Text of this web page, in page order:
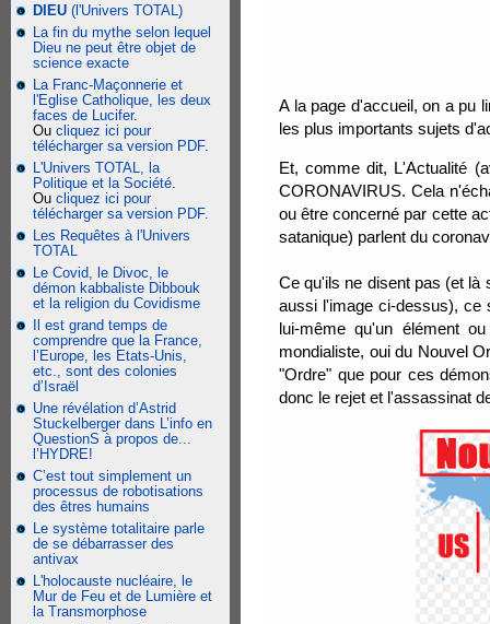
DIEU (l'Univers TOTAL)
La fin du mythe selon lequel
Dieu ne peut être objet de
science exacte
La Franc-Maçonnerie et
l'Eglise Catholique, les deux
faces de Lucifer.
Ou cliquez ici pour
télécharger sa version PDF.
L'Univers TOTAL, la
Politique et la Société.
Ou cliquez ici pour
télécharger sa version PDF.
Les Requêtes à l'Univers
TOTAL
Le Covid, le Divoc, le
démon kabbaliste Dibbouk
et la religion du Covidisme
Il est grand temps de
comprendre que la France,
l’Europe, les Etats-Unis,
etc., sont des colonies
d’Israël
Une révélation d’Astrid
Stuckelberger dans L’info en
QuestionS à propos de...
l’HYDRE!
C’est tout simplement un
processus de robotisations
des êtres humains
Le système totalitaire parle
de se débarrasser des
antivax
L'holocauste nucléaire, le
Mur de Feu et de Lumière et
la Transmorphose
A la page d'accueil, on a pu
les plus importants sujets
Et, comme dit, L'Actualité
CORONAVIRUS. Cela
ou être concerné par cette
satanique) parlent du
Ce qu'ils ne disent pas (et là
aussi l'image ci-dessus), ce
lui-même qu'un élément
mondialiste, oui du Nouvel
"Ordre" que pour ces
donc le rejet et l'assassinat